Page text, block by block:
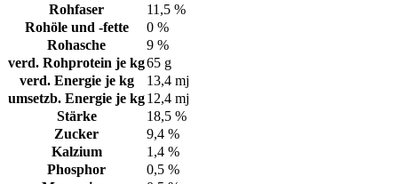
Rohfaser
11,5 %
Rohöle und -fette
0 %
Rohasche
9 %
verd. Rohprotein je kg65 g
verd. Energie je kg
13,4 mj
umsetzb. Energie je kg12,4 mj
Stärke
18,5 %
Zucker
9,4 %
Kalzium
1,4 %
Phosphor
0,5 %